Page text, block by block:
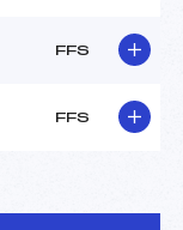
FFS
FFS